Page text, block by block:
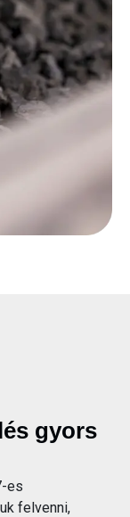
gyors
es
felvenni,